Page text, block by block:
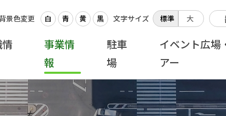
背景色変更 白 青 黄 黒 文字サイズ 標準 大
事業情
報
駐車
場
イベント広場
アー